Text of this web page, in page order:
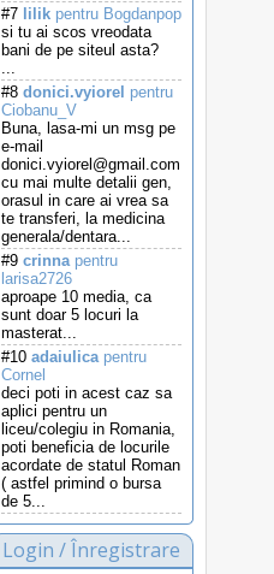
#7 lilik pentru Bogdanpop
si tu ai scos vreodata
bani de pe siteul asta?
...
#8 donici.vyiorel pentru
Ciobanu_V
Buna, lasa-mi un msg pe
e-mail
donici.vyiorel@gmail.com
cu mai multe detalii gen,
orasul in care ai vrea sa
te transferi, la medicina
generala/dentara...
#9 crinnapentru
larisa2726
aproape 10 media, ca
sunt doar 5 locuri la
masterat...
#10 adaiulicapentru
Cornel
deci poti in acest caz sa
aplici pentru un
liceu/colegiu in Romania,
poti beneficia de locurile
acordate de statul Roman
( astfel primind o bursa
de 5...
Login / Înregistrare